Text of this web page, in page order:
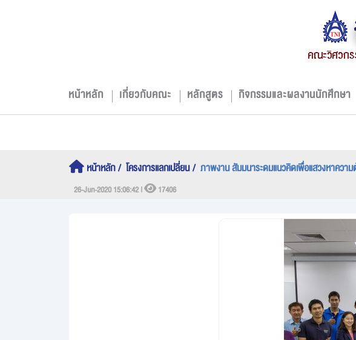
หน้าหลัก เกี่ยวกับคณะ หลักสูตร กิจกรรมและผลงานนักศึกษา
หน้าหลัก โครงการแลกเปลี่ยน ภาพงาน สัมมนาระดมแนวคิดเพื่อแสวงหาควา
26-Jun-2020 15:06:42 | 17406